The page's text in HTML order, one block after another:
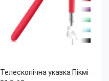
Телескопічна указка Пікмі